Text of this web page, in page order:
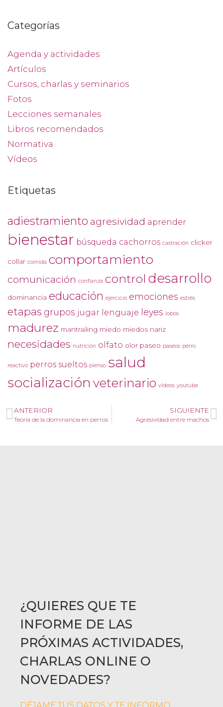
Categorías
Agenda y actividades
Artículos
Cursos, charlas y seminarios
Fotos
Lecciones semanales
Libros recomendados
Normativa
Vídeos
Etiquetas
adiestramiento agresividad aprender
bienestar búsqueda cachorros castración clicker
collar comida comportamiento
comunicación confianza control desarrollo
dominancia educación ejercicio emociones estrés
etapas grupos jugar lenguaje leyes lobos
madurez mantrailing miedo miedos nariz
necesidades nutrición olfato olor paseo paseos perro
reactivo perros sueltos pienso salud
socialización veterinario vídeos youtube
ANTERIOR
Teoría de la dominancia en perros
SIGUIENTE
Agresividad entre machos
¿QUIERES QUE TE
INFORME DE LAS
PRÓXIMAS ACTIVIDADES,
CHARLAS ONLINE O
NOVEDADES?